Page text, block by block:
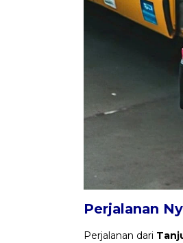
Perjalanan
Perjalanan dari